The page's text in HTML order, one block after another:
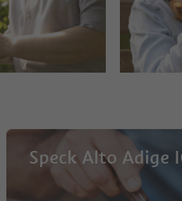
Speck Alto Adige